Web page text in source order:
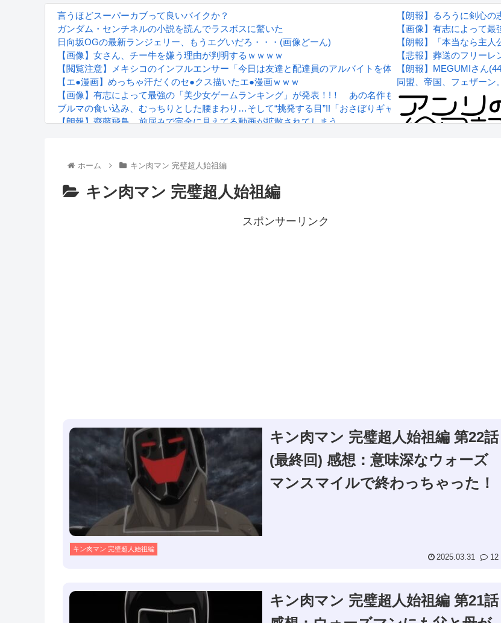
言うほどスーパーカブって良いバイクか？
ガンダム・センチネルの小説を読んでラスボスに驚いた
日向坂OGの最新ランジェリー、もうエグいだろ・・・(画像どーん)
【画像】女さん、チー牛を嫌う理由が判明するｗｗｗｗ
【閲覧注意】メキシコのインフルエンサー「今日は友達と配達員のアルバイトを体験してみるよ！！」←結
【エ●漫画】めっちゃ汗だくのセ●クス描いたエ●漫画ｗｗｗ
【画像】有志によって最強の「美少女ゲームランキング」が発表！!！ あの名作も
ブルマの食い込み、むっちりとした腰まわり…そして“挑発する目”!!「おさぼりギャル 愛沢りさ」フィギュア
【朗報】齋藤飛鳥、前屈みで完全に見えてる動画が拡散されてしまう…
るろうに剣心 -明治剣客浪漫譚- 京都動乱 第33話の感想
【朗報】るろうに剣心
【画像】有志によって
【朗報】「本当なら主
【悲報】葬送のフリー
【朗報】MEGUMIさん
同盟、帝国、フェザーン
ホーム キン肉マン 完璧超人始祖編
キン肉マン 完璧超人始祖編
スポンサーリンク
キン肉マン 完璧超人始祖編
キン肉マン 完璧超人始祖編 第22話
(最終回) 感想：意味深なウォーズ
マンスマイルで終わっちゃった！
2025.03.31 12
キン肉マン 完璧超人始祖編 第21話